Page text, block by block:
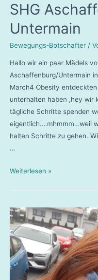
SHG
Untermain
Bewegungs-Botschafter /
Hallo wir ein paar Mädels
Aschaffenburg/Untermain
March4 Obesity
unterhalten haben ,hey wir
tägliche Schritte spenden
eigentlich….mhmmm…weil
halten Schritte zu gehen.
…
SHG
Weiterlesen »